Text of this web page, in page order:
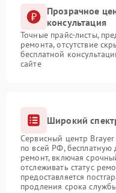
Прозрачное
консультация
Точные прайс-листы,
ремонта, отсутствие
бесплатной
сайте
Широкий
Сервисный центр Brayer
по всей РФ, бесплатную
ремонт, включая
отслеживать статус
предоставляется
продления срока